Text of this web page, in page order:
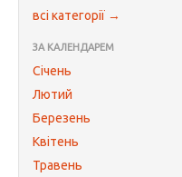
всі категорії →
ЗА КАЛЕНДАРЕМ
Січень
Лютий
Березень
Квітень
Травень